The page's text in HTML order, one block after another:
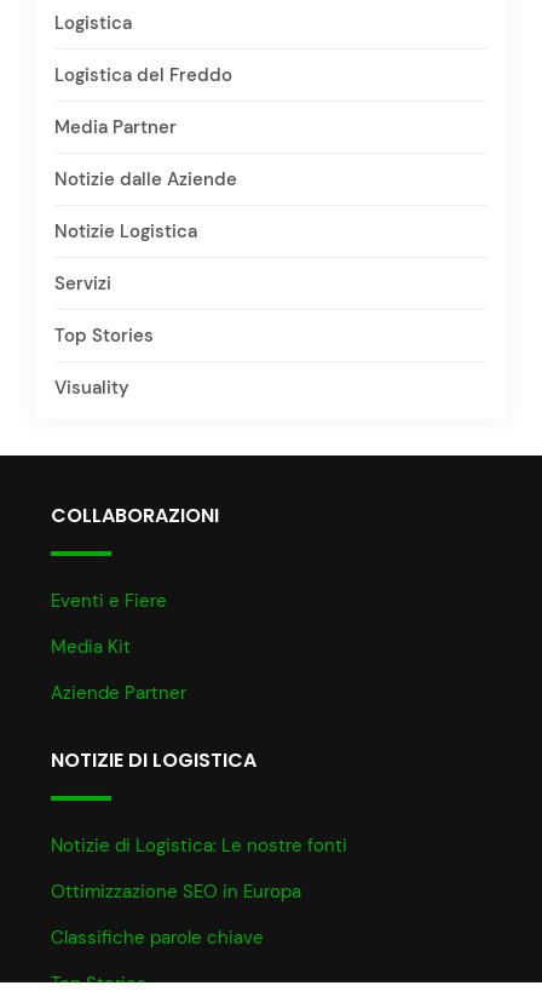
Logistica
Logistica del Freddo
Media Partner
Notizie dalle Aziende
Notizie Logistica
Servizi
Top Stories
Visuality
COLLABORAZIONI
Eventi e Fiere
Media Kit
Aziende Partner
NOTIZIE DI LOGISTICA
Notizie di Logistica: Le nostre fonti
Ottimizzazione SEO in Europa
Classifiche parole chiave
Top Stories